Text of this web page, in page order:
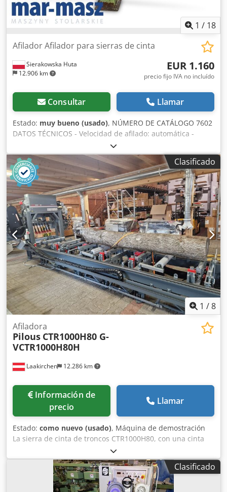
1 / 18
Sierakowska Huta
12.906 km
Afilador Afilador para sierras de cinta
EUR 1.160
precio fijo IVA no incluído
Consultar Llamar
Estado: muy bueno (usado), NÚMERO DE CATÁLOGO 7602
DATOS TÉCNICOS - Velocidad de afilado: automática -
Refrigeración - Brazos de soporte para la banda Dodozh
Hxtepfx Apmsck - Tamaño de la muela: 120 mm - Potencia
del motor: 0,17 kW, 400 V - Dimensiones (L/A/H):
500x700x1200 mm - Peso: 120 kg VENTAJAS – Fabricación
polaca – Sin pintar – Brazos de soporte para la banda –
Afiladora usada – Estado muy bueno Precio neto: 4.900 PLN
Precio neto: 1.160 EUR según tasa de cambio de 4,2 EUR
(Los precios pueden variar en caso de fluctuaciones
mayores)
Clasificado
1 /8
Laakirchen 12.286 km
Afiladora
Pilous CTR1000H80 G-
VCTR1000H80H
Información de
precio
Llamar
Estado: como nuevo (usado), Máquina de demostración
La sierra de cinta de troncos CTR1000H80, con una cinta
de sierra de 80 mm, permite obtener cortes aún más
limpios y un mayor rendimiento. Sierra de troncos
extrafuerte, robusta y duradera, para un diámetro de
tronco de hasta 1000 mm. Incluye arrancador suave y se
Clasificado